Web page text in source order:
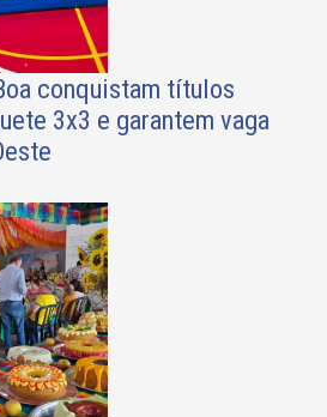
conquistam títulos
3x3 e garantem vaga